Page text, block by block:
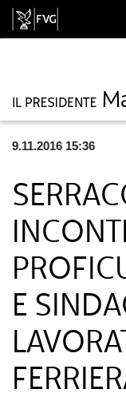
9.11.2016 15:36
E